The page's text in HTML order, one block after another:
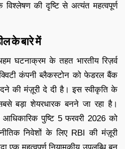
विश्लेषण की दृष्टि से अत्यंत महत्वपूर्ण
के बारे में
घटनाक्रम के तहत भारतीय रिज़र्व
कंपनी ब्लैकस्टोन को फेडरल बैंक
की मंज़ूरी दे दी है। इस स्वीकृति के
बड़ा शेयरधारक बनने जा रहा है।
पुष्टि 5 फरवरी 2026 को
निवेशों के लिए RBI की मंज़ूरी